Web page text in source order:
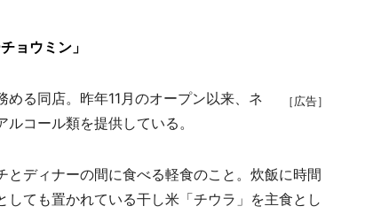
ョウミン」
［広告］
る同店。昨年11月のオープン以来、ネ
コール類を提供している。
ディナーの間に食べる軽食のこと。炊飯に時間
ても置かれている干し米「チウラ」を主食とし